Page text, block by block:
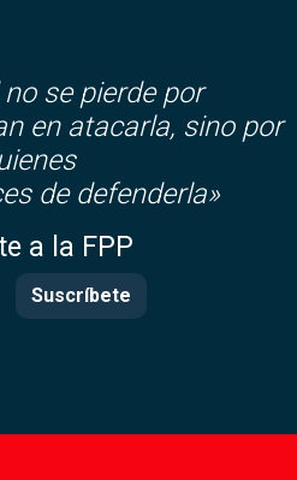
se pierde por
en atacarla, sino por
de defenderla»
a la FPP
Suscríbete